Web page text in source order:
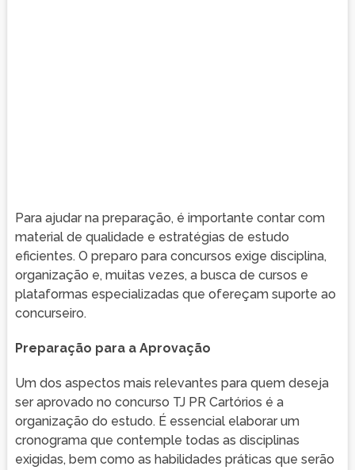
Para ajudar na preparação, é importante contar com
material de qualidade e estratégias de estudo
eficientes. O preparo para concursos exige disciplina,
organização e, muitas vezes, a busca de cursos e
plataformas especializadas que ofereçam suporte ao
concurseiro.
Preparação para a Aprovação
Um dos aspectos mais relevantes para quem deseja
ser aprovado no concurso TJ PR Cartórios é a
organização do estudo. É essencial elaborar um
cronograma que contemple todas as disciplinas
exigidas, bem como as habilidades práticas que serão